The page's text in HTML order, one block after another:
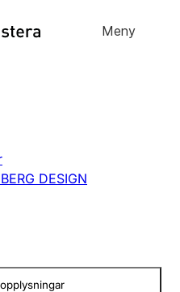
til
Meny
DESIGN